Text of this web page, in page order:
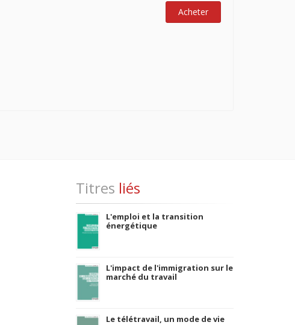
effets de sélection et d’incitation du niveau de
la construction de contrats relationnels.
Acheter
Titres liés
L'emploi et la transition
énergétique
L'impact de l'immigration sur le
marché du travail
Le télétravail, un mode de vie